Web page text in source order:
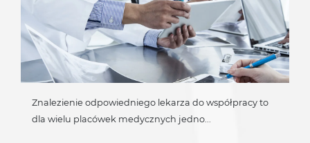
Znalezienie odpowiedniego lekarza do współpracy to
dla wielu placówek medycznych jedno...